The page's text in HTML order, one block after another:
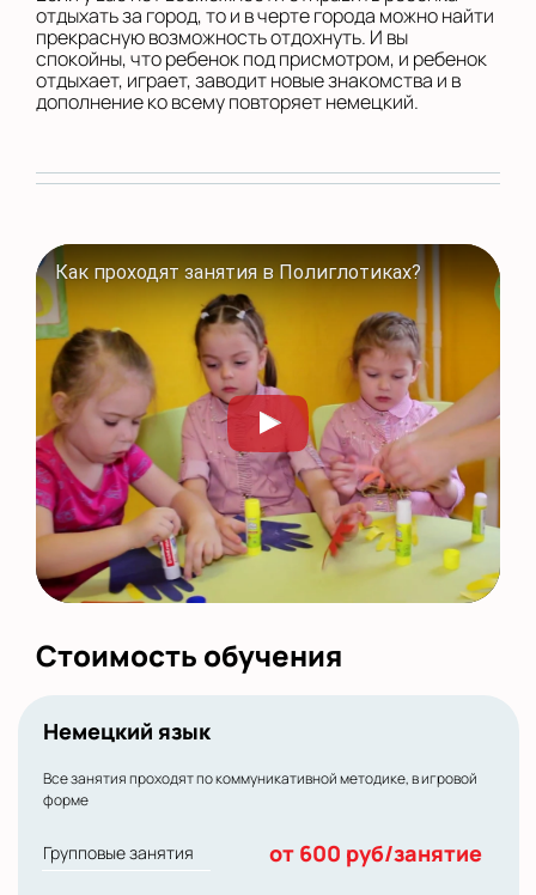
отдыхать за город, то и в черте города можно найти
прекрасную возможность отдохнуть. И вы
спокойны, что ребенок под присмотром, и ребенок
отдыхает, играет, заводит новые знакомства и в
дополнение ко всему повторяет немецкий.
Как проходят занятия в Полиглотиках?
Стоимость обучения
Немецкий язык
Все занятия проходят по коммуникативной методике, в игровой
форме
Групповые занятия от 600 руб/занятие